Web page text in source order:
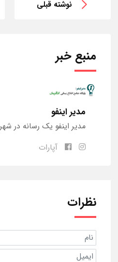
نوشته قبلی
منبع خبر
مدیر اینفو
مدیر اینفو یک رسانه در
آپارات
نظرات